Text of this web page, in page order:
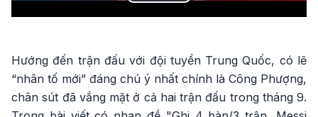
Hướng đến trận đấu với đội tuyển Trung Quốc, có lẽ
“nhân tố mới” đáng chú ý nhất chính là Công Phượng,
chân sút đã vắng mặt ở cả hai trận đấu trong tháng 9.